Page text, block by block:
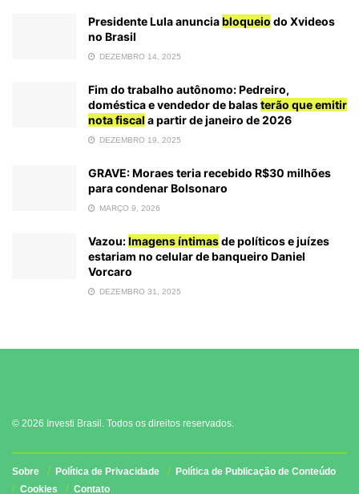
Presidente Lula anunciabloqueio do Xvideos
no Brasil
DEZEMBRO 14, 2025
Fim do trabalho autônomo: Pedreiro,
doméstica e vendedor de balasterão que emitir
nota fiscal a partir de janeiro de 2026
DEZEMBRO 19, 2025
GRAVE: Moraes teria recebido R$30 milhões
para condenar Bolsonaro
MARÇO 9, 2026
Vazou:Imagens íntimasde políticos e juízes
estariam no celular de banqueiro Daniel
Vorcaro
DEZEMBRO 31, 2025
© 2026 Investi Brasil. Todos os direitos reservados.
Sobre Política de Privacidade
Política de Publicação de Conteúdo
Cookies
Contato